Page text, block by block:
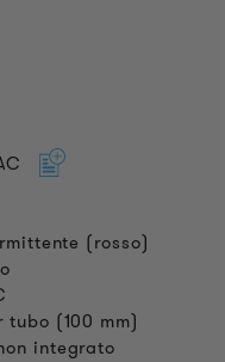
(rosso)
(100 mm)
integrato